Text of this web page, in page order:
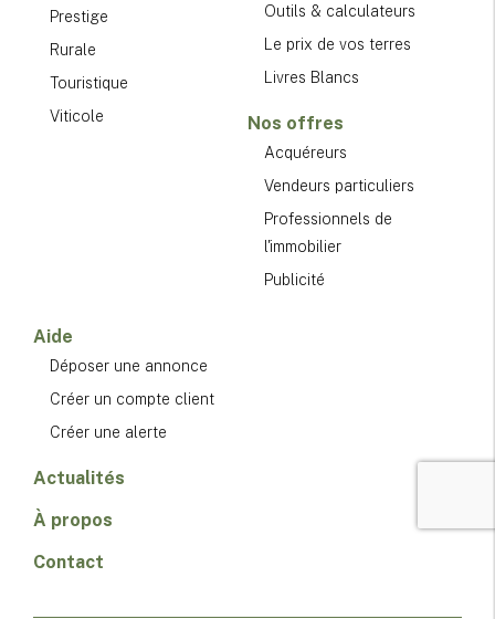
Prestige
Rurale
Touristique
Viticole
Outils & calculateurs
Le prix de vos terres
Livres Blancs
Nos offres
Acquéreurs
Vendeurs particuliers
Professionnels de
l'immobilier
Publicité
Aide
Déposer une annonce
Créer un compte client
Créer une alerte
Actualités
À propos
Contact